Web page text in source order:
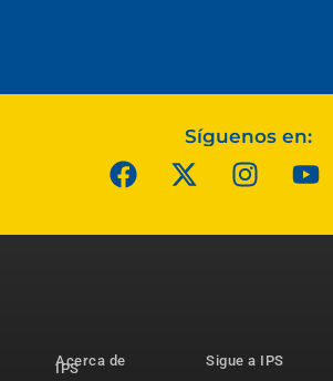
Síguenos en:
Acerca de
IPS
Sigue a IPS